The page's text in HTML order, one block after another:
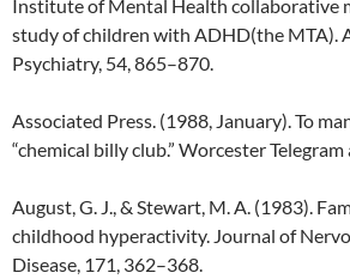
Institute of Mental Health collaborative
study of children with ADHD(the MTA).
Psychiatry, 54, 865–870.
Associated Press. (1988, January). To
“chemical billy club.” Worcester
August, G. J., & Stewart, M. A. (1983).
childhood hyperactivity. Journal of
Disease, 171, 362–368.